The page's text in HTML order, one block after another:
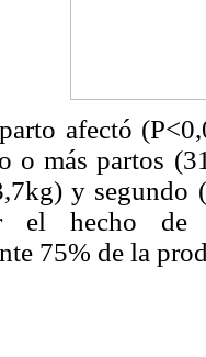
afectó
o más partos
y segundo
el hecho de
75% de la